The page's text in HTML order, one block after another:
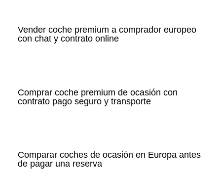
Vender coche premium a comprador europeo
con chat y contrato online
Comprar coche premium de ocasión con
contrato pago seguro y transporte
Comparar coches de ocasión en Europa antes
de pagar una reserva